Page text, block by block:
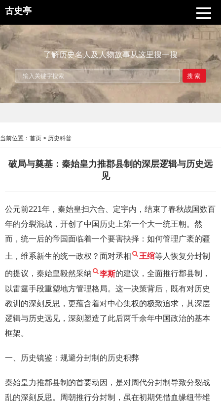
古史亭
了解历史名人及人物故事从这里搜一搜
搜索
当前位置： 首页 > 历史科普
破局与奠基：秦始皇力推郡县制的深层逻辑与历史远
见
公元前221年，秦始皇扫六合、定宇内，结束了春秋战国数百
年的分裂混战，开创了中国历史上第一个大一统王朝。然
而，统一后的帝国面临着一个要害抉择：如何管理广袤的疆
土，维系新生的统一政权？面对丞相 王绾等人恢复分封制
的提议，秦始皇毅然采纳 李斯的建议，全面推行郡县制，
以雷霆手段重塑地方管理格局。这一决策背后，既有对历史
教训的深刻反思，更蕴含着对中心集权的极致追求，其深层
逻辑与历史远见，深刻塑造了此后两千余年中国政治的基本
框架。
一、历史镜鉴：规避分封制的历史积弊
秦始皇力推郡县制的首要动因，是对周代分封制导致分裂战
乱的深刻反思。周朝推行分封制，虽在初期凭借血缘纽带维